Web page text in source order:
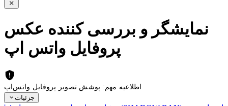
نمایشگر و بررسی کننده عکس
پروفایل واتس اپ
اطلاعیه مهم: پوشش تصویر پروفایل واتس‌اپ
جزئیات